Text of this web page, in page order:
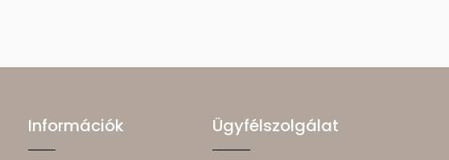
Információk Ügyfélszolgálat